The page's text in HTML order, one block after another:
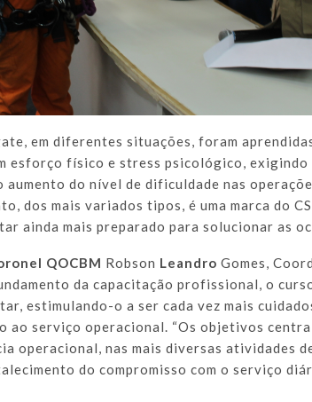
em diferentes situações, foram
esforço físico e stress psicológico, exigindo
do nível de dificuldade nas
dos mais variados tipos, é uma marca do
ainda mais preparado para solucionar as
QOCBM Robson Leandro Gomes,
da capacitação profissional, o
estimulando-o a ser cada vez mais
ao serviço operacional. “Os objetivos
operacional, nas mais diversas atividades
do compromisso com o serviço